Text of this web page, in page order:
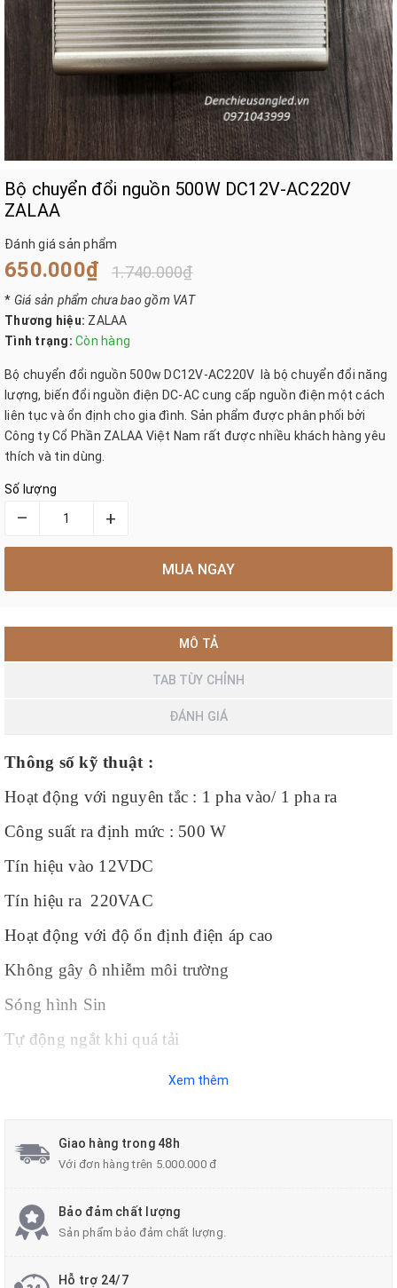
Bộ chuyển đổi nguồn 500W DC12V-AC220V
ZALAA
Đánh giá sản phẩm
650.000₫ 1.740.000₫
* Giá sản phẩm chưa bao gồm VAT
Thương hiệu: ZALAA
Tình trạng: Còn hàng
Bộ chuyển đổi nguồn 500w DC12V-AC220V là bộ chuyển đổi năng
lượng, biến đổi nguồn điện DC-AC cung cấp nguồn điện một cách
liên tục và ổn định cho gia đình. Sản phẩm được phân phối bởi
Công ty Cổ Phần ZALAA Việt Nam rất được nhiều khách hàng yêu
thích và tin dùng.
Số lượng
– +
MUA NGAY
MÔ TẢ
TAB TÙY CHỈNH
ĐÁNH GIÁ
Thông số kỹ thuật :
Hoạt động với nguyên tắc : 1 pha vào/ 1 pha ra
Công suất ra định mức : 500 W
Tín hiệu vào 12VDC
Tín hiệu ra 220VAC
Hoạt động với độ ổn định điện áp cao
Không gây ô nhiễm môi trường
Sóng hình Sin
Tự động ngắt khi quá tải
Xem thêm
Giao hàng trong 48h
Với đơn hàng trên 5.000.000 đ
Bảo đảm chất lượng
Sản phẩm bảo đảm chất lượng.
Hỗ trợ 24/7